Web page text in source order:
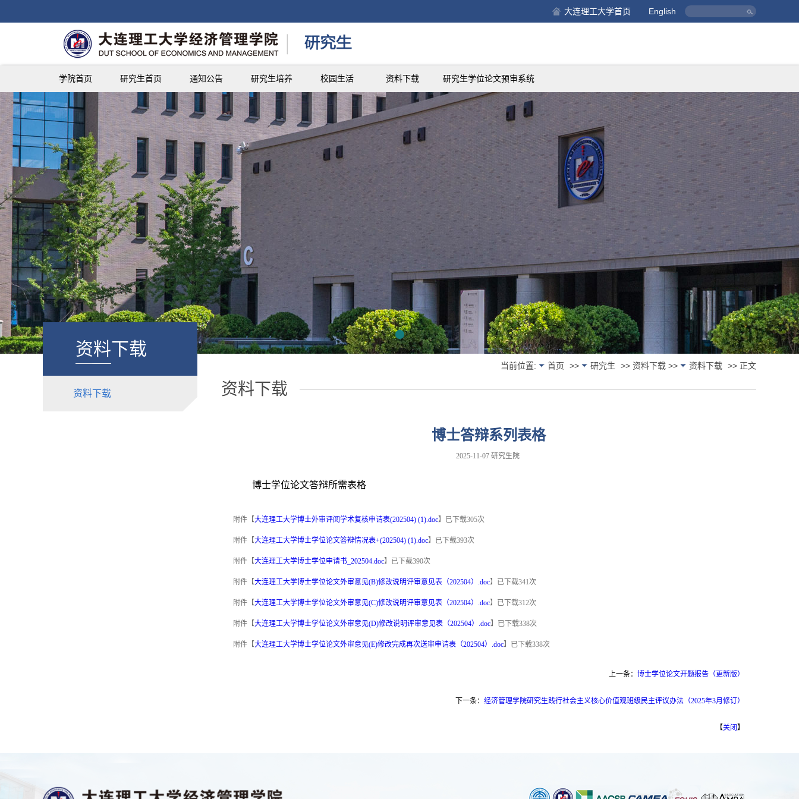
大连理工大学首页 English
学院首页 研究生首页 通知公告 研究生培养 校园生活 资料下载 研究生学位论文预审系统
资料下载
资料下载
当前位置: 首页 >> 研究生 >> 资料下载 >> 资料下载 >> 正文
资料下载
博士答辩系列表格
2025-11-07 研究生院
博士学位论文答辩所需表格
附件【大连理工大学博士外审评阅学术复核申请表(202504) (1).doc】已下载305次
附件【大连理工大学博士学位论文答辩情况表+(202504) (1).doc】已下载393次
附件【大连理工大学博士学位申请书_202504.doc】已下载390次
附件【大连理工大学博士学位论文外审意见(B)修改说明评审意见表（202504）.doc】已下载341次
附件【大连理工大学博士学位论文外审意见(C)修改说明评审意见表（202504）.doc】已下载312次
附件【大连理工大学博士学位论文外审意见(D)修改说明评审意见表（202504）.doc】已下载338次
附件【大连理工大学博士学位论文外审意见(E)修改完成再次送审申请表（202504）.doc】已下载338次
上一条： 博士学位论文开题报告（更新版）
下一条： 经济管理学院研究生践行社会主义核心价值观班级民主评议办法（2025年3月修订）
【关闭】